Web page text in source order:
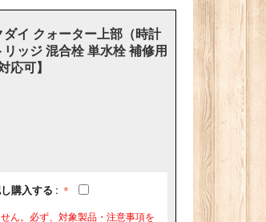
イ クォーター上部（時計
ッジ 混合栓 単水栓 補修用
応可】
購入する :
ん。必ず、対象製品・注意事項を